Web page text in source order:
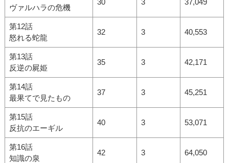
ヴァルハラの危機
第12話
怒れる蛇龍
32 3 40,553
第13話
反逆の屍姫
35 3 42,171
第14話
最果てで見たもの
37 3 45,251
第15話
反抗のエーギル
40 3 53,071
第16話
知識の泉
42 3 64,050